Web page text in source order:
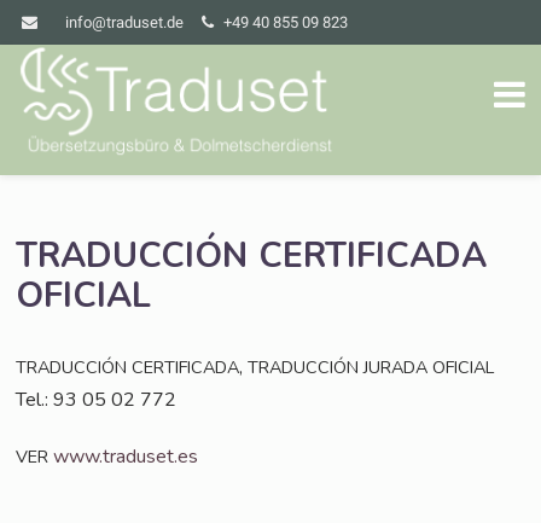
info@traduset.de +49 40 855 09 823
TRADUCCIÓN CERTIFICADA
OFICIAL
TRADUCCIÓN CERTIFICADA,TRADUCCIÓN JURADA OFICIAL
Tel.: 93 05 02 772
VER www.traduset.es